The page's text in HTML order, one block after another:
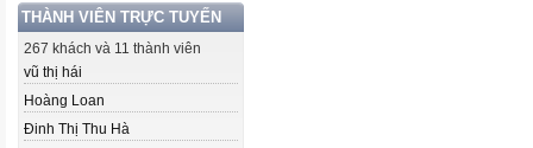
THÀNH VIÊN TRỰC TUYẾN
267 khách và 11 thành viên
vũ thị hái
Hoàng Loan
Đinh Thị Thu Hà